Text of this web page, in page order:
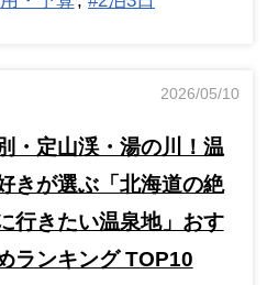
2026/05/10
・定山渓・湯の川！温
きが選ぶ「北海道の絶
行きたい温泉地」おす
ランキング TOP10